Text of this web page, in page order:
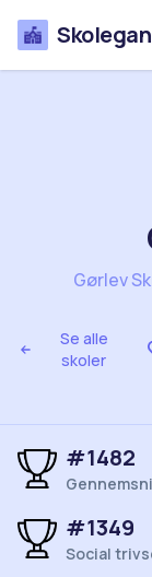
Se alle
skoler
Gørlev
#1482
#1349
Social